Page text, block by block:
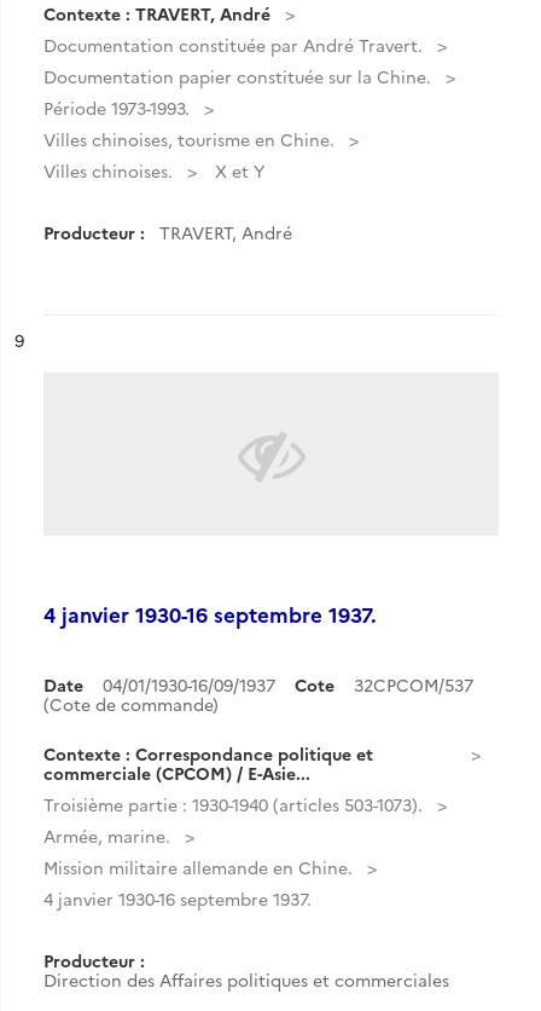
Contexte : TRAVERT, André
Documentation constituée par André Travert.
Documentation papier constituée sur la Chine.
Période 1973-1993.
Villes chinoises, tourisme en Chine.
Villes chinoises.
X et Y
Producteur : TRAVERT, André
n°
9
4 janvier 1930-16 septembre 1937.
Date 04/01/1930-16/09/1937 Cote
32CPCOM/537
(Cote de commande)
Contexte : Correspondance politique et
commerciale (CPCOM) / E-Asie...
Troisième partie : 1930-1940 (articles 503-1073).
Armée, marine.
Mission militaire allemande en Chine.
4 janvier 1930-16 septembre 1937.
Producteur :
Direction des Affaires politiques et commerciales